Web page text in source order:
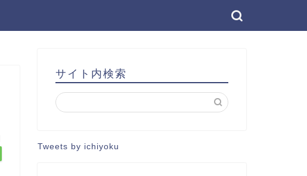
サイト内検索
Tweets by ichiyoku